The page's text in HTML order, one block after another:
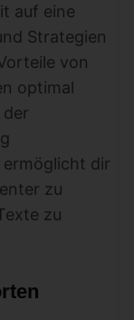
auf eine
Strategien
von
optimal
dir
zu
zu